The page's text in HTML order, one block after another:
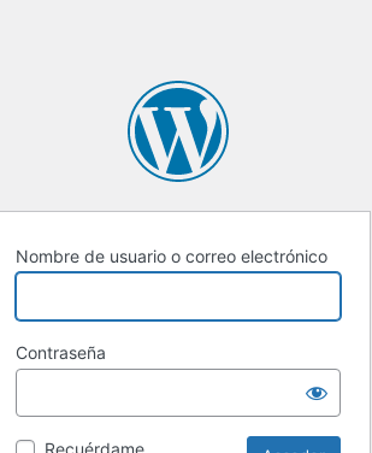
Nombre de usuario o correo electrónico
Contraseña